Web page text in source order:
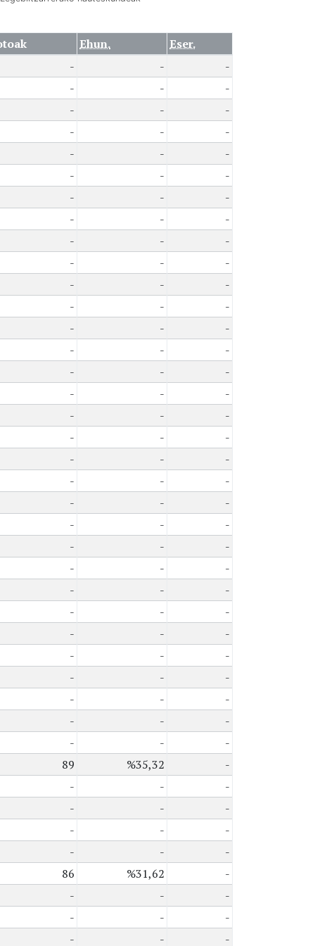
Ehun.
Eser.
- -
-
- -
-
- -
-
- -
-
- -
-
- -
-
- -
-
- -
-
- -
-
- -
-
- -
-
- -
-
- -
-
- -
-
- -
-
- -
-
- -
-
- -
-
- -
-
- -
-
- -
-
- -
-
- -
-
- -
-
- -
-
- -
-
- -
-
- -
-
- -
-
- -
-
- -
-
- -
-
89 %35,32
-
- -
-
- -
-
- -
-
- -
-
86 %31,62
-
- -
-
- -
-
- -
-